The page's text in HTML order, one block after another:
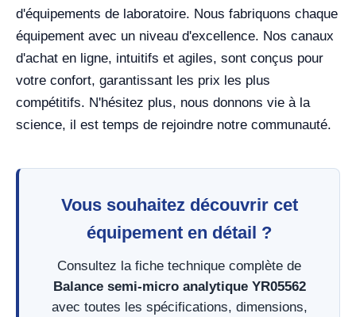
d'équipements de laboratoire. Nous fabriquons chaque
équipement avec un niveau d'excellence. Nos canaux
d'achat en ligne, intuitifs et agiles, sont conçus pour
votre confort, garantissant les prix les plus
compétitifs. N'hésitez plus, nous donnons vie à la
science, il est temps de rejoindre notre communauté.
Vous souhaitez découvrir cet
équipement en détail ?
Consultez la fiche technique complète de
Balance semi-micro analytique YR05562
avec toutes les spécifications, dimensions,